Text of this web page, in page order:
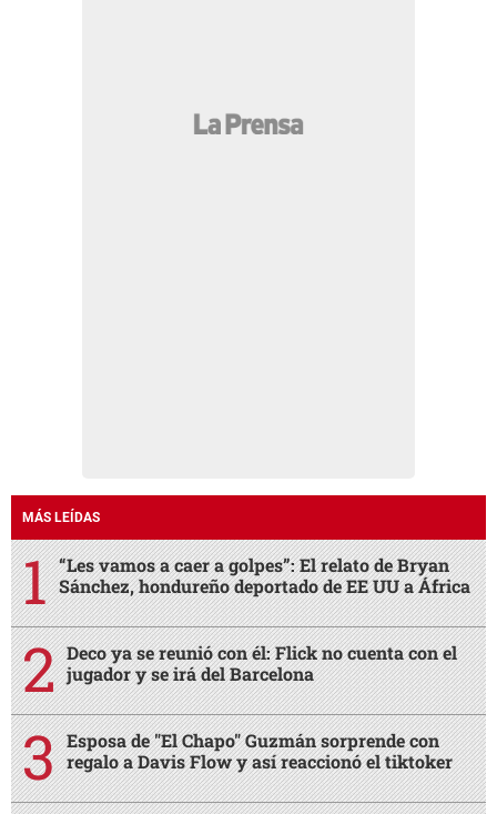
MÁS LEÍDAS
“Les vamos a caer a golpes”: El relato de Bryan
Sánchez, hondureño deportado de EE UU a África
Deco ya se reunió con él: Flick no cuenta con el
jugador y se irá del Barcelona
Esposa de "El Chapo" Guzmán sorprende con
regalo a Davis Flow y así reaccionó el tiktoker